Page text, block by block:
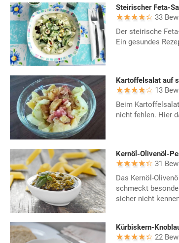
Steirischer Feta-
33
Der steirische
Ein gesundes
Kartoffelsalat auf
13
Beim
nicht fehlen. Hier
Kernöl-Olivenöl-
31
Das Kernöl-
schmeckt
sicher nicht
Kürbiskern-
22